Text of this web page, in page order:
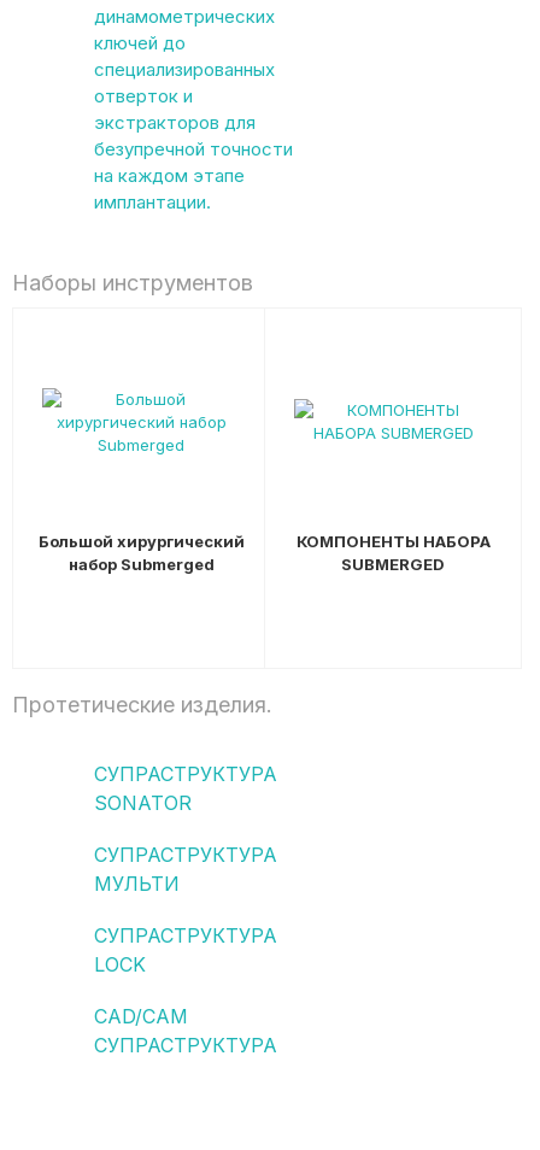
динамометрических
ключей до
специализированных
отверток и
экстракторов для
безупречной точности
на каждом этапе
имплантации.
Наборы инструментов
Большой хирургический
набор Submerged
КОМПОНЕНТЫ НАБОРА
SUBMERGED
Протетические изделия.
СУПРАСТРУКТУРА
SONATOR
СУПРАСТРУКТУРА
МУЛЬТИ
СУПРАСТРУКТУРА
LOCK
CAD/CAM
СУПРАСТРУКТУРА